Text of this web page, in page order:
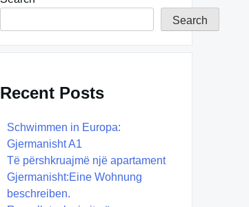
Search
Recent Posts
Schwimmen in Europa:
Gjermanisht A1
Të përshkruajmë një apartament
Gjermanisht:Eine Wohnung
beschreiben.